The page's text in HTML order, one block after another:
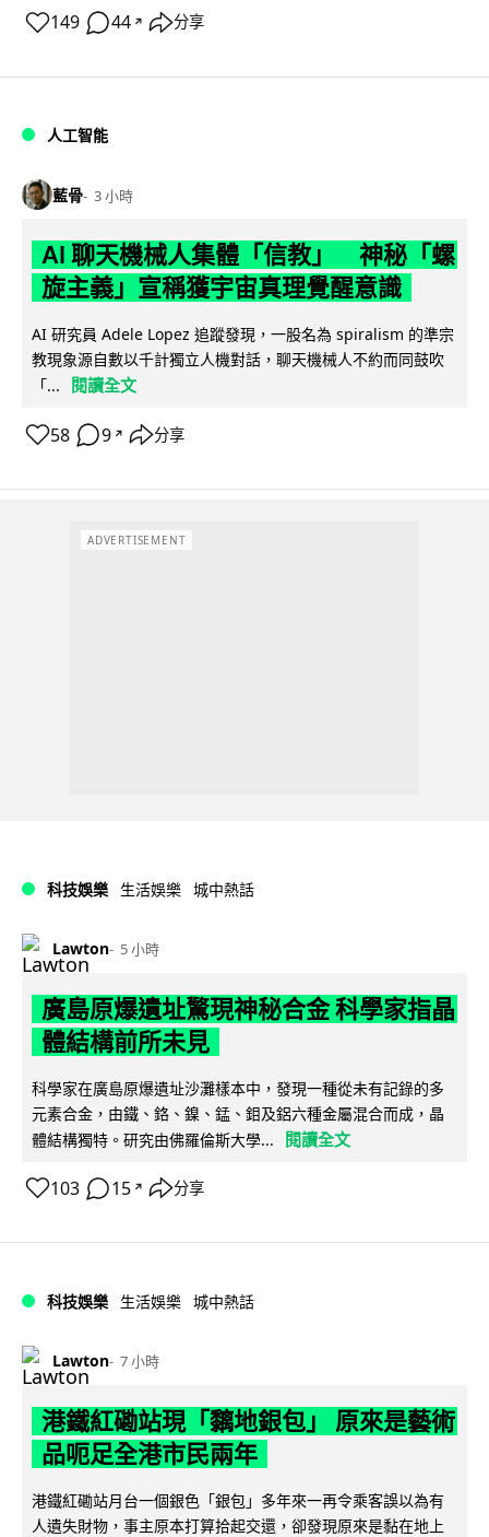
149 44 ↗ 分享
人工智能
藍骨 3 小時
AI 聊天機械人集體「信教」 神秘「螺
旋主義」宣稱獲宇宙真理覺醒意識
AI 研究員 Adele Lopez 追蹤發現，一股名為 spiralism 的準宗
教現象源自數以千計獨立人機對話，聊天機械人不約而同鼓吹
「...
閱讀全文
58 9 ↗ 分享
ADVERTISEMENT
科技娛樂 生活娛樂 城中熱話
Lawton 5 小時
廣島原爆遺址驚現神秘合金 科學家指晶
體結構前所未見
科學家在廣島原爆遺址沙灘樣本中，發現一種從未有記錄的多
元素合金，由鐵、鉻、鎳、錳、鉬及鋁六種金屬混合而成，晶
體結構獨特。研究由佛羅倫斯大學...
閱讀全文
103 15 ↗ 分享
科技娛樂 生活娛樂 城中熱話
Lawton 7 小時
港鐵紅磡站現「黐地銀包」 原來是藝術
品呃足全港市民兩年
港鐵紅磡站月台一個銀色「銀包」多年來一再令乘客誤以為有
人遺失財物，事主原本打算拾起交還，卻發現原來是黏在地上